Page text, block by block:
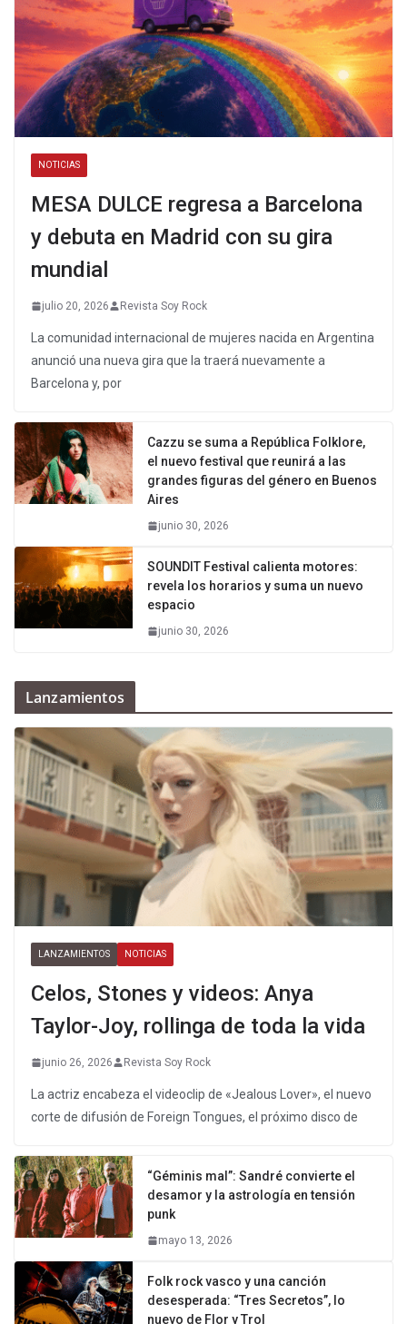
NOTICIAS
MESA DULCE regresa a Barcelona
y debuta en Madrid con su gira
mundial
julio 20, 2026 Revista Soy Rock
La comunidad internacional de mujeres nacida en Argentina
anunció una nueva gira que la traerá nuevamente a
Barcelona y, por
Cazzu se suma a República Folklore,
el nuevo festival que reunirá a las
grandes figuras del género en Buenos
Aires
junio 30, 2026
SOUNDIT Festival calienta motores:
revela los horarios y suma un nuevo
espacio
junio 30, 2026
Lanzamientos
LANZAMIENTOS NOTICIAS
Celos, Stones y videos: Anya
Taylor-Joy, rollinga de toda la vida
junio 26, 2026 Revista Soy Rock
La actriz encabeza el videoclip de «Jealous Lover», el nuevo
corte de difusión de Foreign Tongues, el próximo disco de
“Géminis mal”: Sandré convierte el
desamor y la astrología en tensión
punk
mayo 13, 2026
Folk rock vasco y una canción
desesperada: “Tres Secretos”, lo
nuevo de Flor y Trol